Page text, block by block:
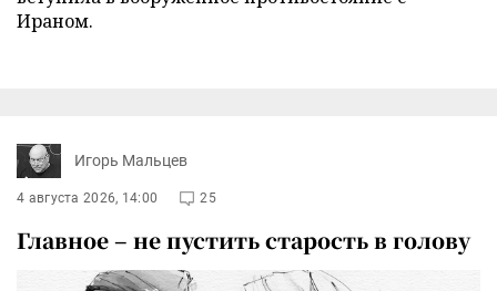
Ираном.
Игорь Мальцев
4 августа 2026, 14:00 25
Главное – не пустить старость в голову